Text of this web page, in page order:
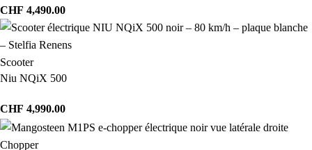
CHF 4,490.00
Scooter
Niu NQiX 500
CHF 4,990.00
Chopper